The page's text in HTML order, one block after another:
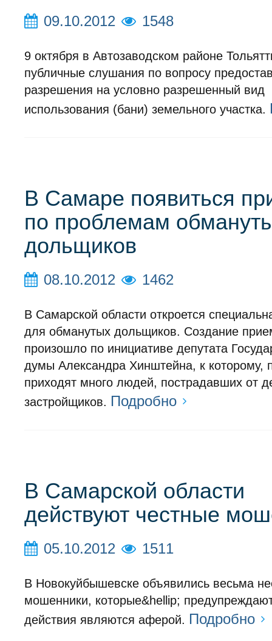
09.10.2012 1548
9 октября в Автозаводском районе
публичные слушания по вопросу
разрешения на условно разрешенный вид
использования (бани) земельного участка.
В Самаре появиться
по проблемам
дольщиков
08.10.2012 1462
В Самарской области откроется
для обманутых дольщиков. Создание
произошло по инициативе депутата
думы Александра Хинштейна, к которому,
приходят много людей, пострадавших от
застройщиков. Подробно
В Самарской области
действуют честные
05.10.2012 1511
В Новокуйбышевске объявились весьма
мошенники, которые&hellip;
действия являются аферой. Подробно